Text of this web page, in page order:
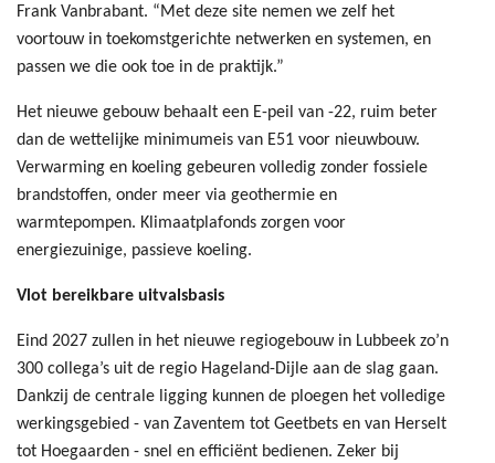
Frank Vanbrabant. “Met deze site nemen we zelf het
voortouw in toekomstgerichte netwerken en systemen, en
passen we die ook toe in de praktijk.”
Het nieuwe gebouw behaalt een E-peil van -22, ruim beter
dan de wettelijke minimumeis van E51 voor nieuwbouw.
Verwarming en koeling gebeuren volledig zonder fossiele
brandstoffen, onder meer via geothermie en
warmtepompen. Klimaatplafonds zorgen voor
energiezuinige, passieve koeling.
Vlot bereikbare uitvalsbasis
Eind 2027 zullen in het nieuwe regiogebouw in Lubbeek zo’n
300 collega’s uit de regio Hageland-Dijle aan de slag gaan.
Dankzij de centrale ligging kunnen de ploegen het volledige
werkingsgebied - van Zaventem tot Geetbets en van Herselt
tot Hoegaarden - snel en efficiënt bedienen. Zeker bij